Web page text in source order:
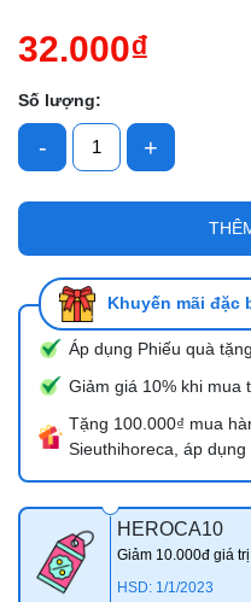
32.000₫
Số lượng:
- +
Khuyến mãi đặc
Áp dụng Phiếu quà
Giảm giá 10% khi mua
Tặng 100.000₫ mua
Sieuthihoreca, áp
HEROCA10
Giảm 10.000đ giá
HSD: 1/1/2023